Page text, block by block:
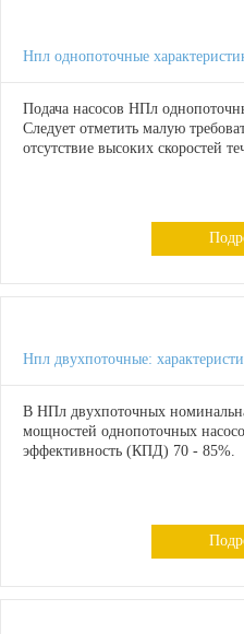
Нпл однопоточные
Подача насосов НПл
Следует отметить малую
отсутствие высоких скоростей
Нпл двухпоточные:
В НПл двухпоточных
мощностей однопоточных
эффективность (КПД) 70 - 85%.